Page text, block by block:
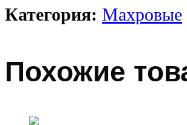
Категория: Махровые
Похожие